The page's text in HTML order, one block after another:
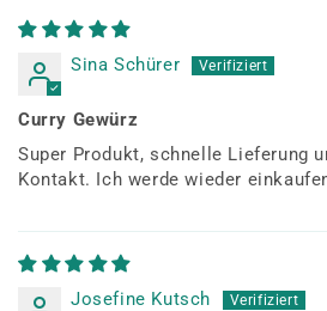
Sina Schürer
Curry Gewürz
Super Produkt, schnelle Lieferung
Kontakt. Ich werde wieder
Josefine Kutsch